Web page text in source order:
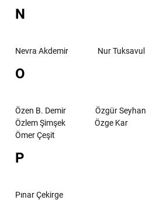
N
Nevra Akdemir Nur Tuksavul
O
Özen B. Demir
Özgür Seyhan
Özlem Şimşek
Özge Kar
Ömer Çeşit
P
Pınar Çekirge